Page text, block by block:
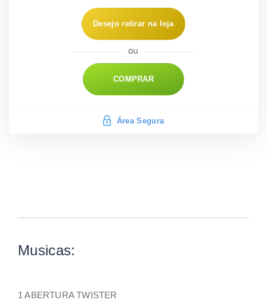
Desejo retirar na loja
COMPRAR
Área Segura
Musicas:
1 ABERTURA TWISTER